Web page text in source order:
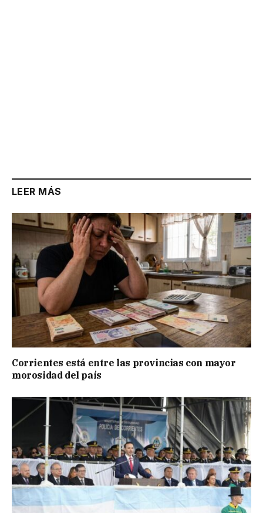
LEER MÁS
Corrientes está entre las provincias con mayor
morosidad del país